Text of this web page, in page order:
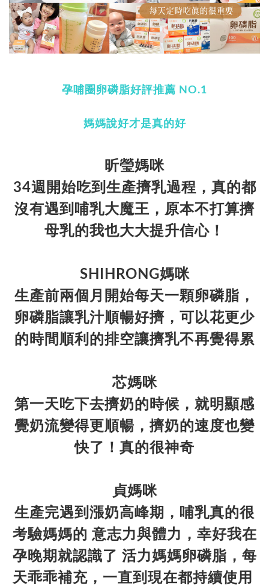
孕哺圈卵磷脂好評推薦 NO.1
媽媽說好才是真的好
昕瑩媽咪
34週開始吃到生產擠乳過程，真的都
沒有遇到哺乳大魔王，原本不打算擠
母乳的我也大大提升信心！
SHIHRONG媽咪
生產前兩個月開始每天一顆卵磷脂，
卵磷脂讓乳汁順暢好擠，可以花更少
的時間順利的排空讓擠乳不再覺得累
芯媽咪
第一天吃下去擠奶的時候，就明顯感
覺奶流變得更順暢，擠奶的速度也變
快了！真的很神奇
貞媽咪
生產完遇到漲奶高峰期，哺乳真的很
考驗媽媽的 意志力與體力，幸好我在
孕晚期就認識了 活力媽媽卵磷脂，每
天乖乖補充，一直到現在都持續使用